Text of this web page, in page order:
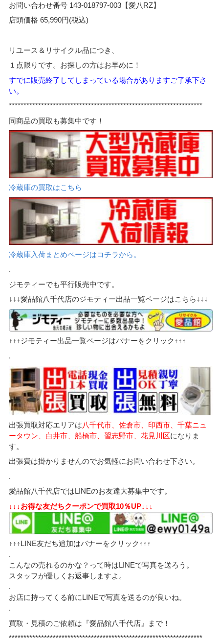
お問い合わせ番号 143-018797-003【愛八RZ】
店頭価格 65,990円(税込)
リユース＆リサイクル品につき、
１点限りです。お探しの方はお早めに！
すでに販売終了してし まっている場合がありますご了承下さ
い。
******************************************************************
同商品の買取も募集中です！
冷蔵庫の買取はこちら
冷蔵庫入荷まとめページはコチラから。
.
ジモティーでも平行販売中です。
↓↓↓愛品館八千代店のジモティー出品一覧ページはこちら↓↓↓
↑↑↑ジモティー出品一覧ページはバナーをクリック↑↑↑
.
出張買取対応エリアは八千代市、佐倉市、印西市、千葉ニュ
ータウン、白井市、船橋市、習志野市、花見川区になりま
す。
出張費は掛かりませんのでお気軽にお問い合わせ下さい。
.
愛品館八千代店ではLINEのお友達大募集中です。
↓↓↓お得な友だちクーポンで買取10％UP↓↓↓
↑↑↑LINE友だち追加はバナーをクリック↑↑↑
.
こんなの売れるのかな？って時はLINEで写真を送ろう。
スタッフが優しくお返事しますよ。
.
お店に持ってくる前にLINEで写真を送るのが良いね。
.
買取・見積のご依頼は『愛品館八千代店』まで！
******************************************************************